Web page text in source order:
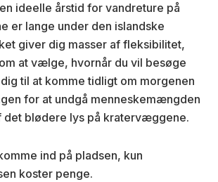
ideelle årstid for vandreture på
er lange under den islandske
giver dig masser af fleksibilitet,
at vælge, hvornår du vil besøge
til at komme tidligt om morgenen
for at undgå menneskemængden
det blødere lys på kratervæggene.
ind på pladsen, kun
koster penge.